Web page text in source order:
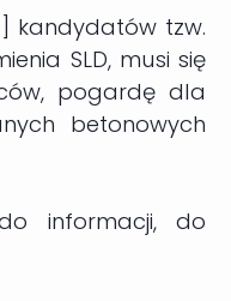
kandydatów tzw.
SLD, musi się
pogardę dla
betonowych
informacji, do